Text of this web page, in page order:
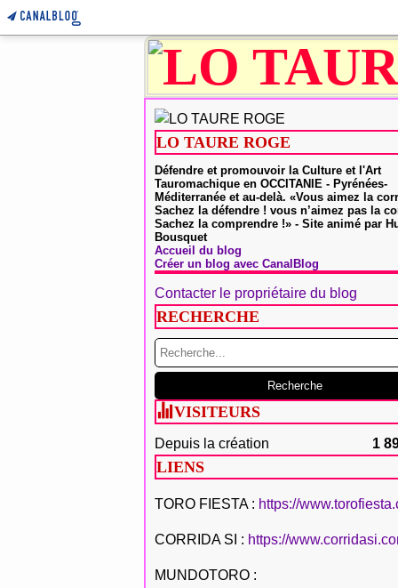
LO TAURE ROGE
Défendre et promouvoir la Culture et l'Art
Tauromachique en OCCITANIE - Pyrénées-
Méditerranée et au-delà. «Vous aimez la
Sachez la défendre ! vous n’aimez pas la
Sachez la comprendre !» - Site animé par
Bousquet
Accueil du blog
Créer un blog avec CanalBlog
Contacter le propriétaire du blog
RECHERCHE
VISITEURS
Depuis la création 1
LIENS
TORO FIESTA : https://
CORRIDA SI : https://
MUNDOTORO :